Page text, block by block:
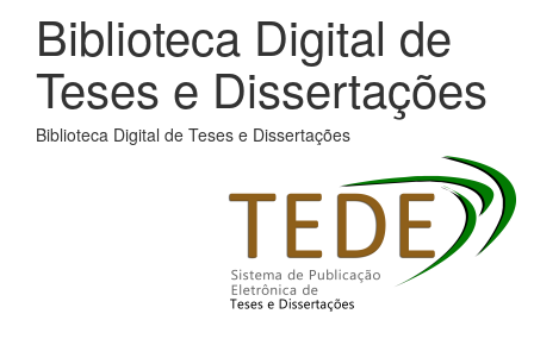
Biblioteca Digital de
Teses e Dissertações
Biblioteca Digital de Teses e Dissertações